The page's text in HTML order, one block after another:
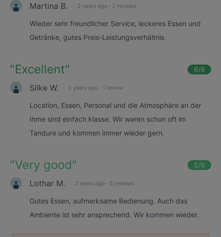
Martina B. 2 years ago · 2 reviews
Wieder sehr freundlicher Service, leckeres Essen und
Getränke, gutes Preis-Leistungsverhältnis
"Excellent" 6/6
Silke W. 2 years ago · 1 review
Location, Essen, Personal und die Atmosphäre an der
Ihme sind einfach klasse. Wir waren schon oft im
Tandure und kommen immer wieder gern.
"Very good" 5/6
Lothar M. 2 years ago · 2 reviews
Gutes Essen, aufmerksame Bedienung. Auch das
Ambiente ist sehr ansprechend. Wir kommen wieder.